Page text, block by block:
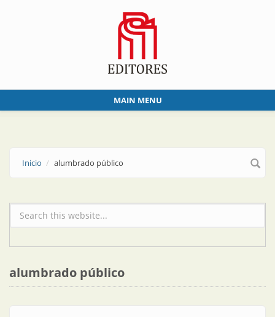
MAIN MENU
Inicio alumbrado público
Formulario de búsqueda
alumbrado público